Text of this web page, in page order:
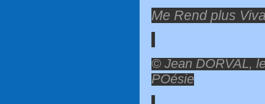
Me Rend plus
© Jean DORVAL,
POésie